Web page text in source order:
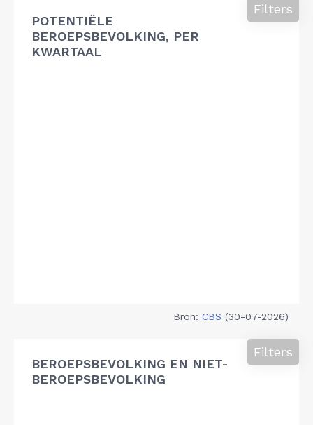
POTENTIËLE
BEROEPSBEVOLKING, PER
KWARTAAL
Filters
Bron: CBS (30-07-2026)
BEROEPSBEVOLKING EN NIET-
BEROEPSBEVOLKING
Filters